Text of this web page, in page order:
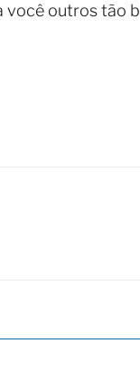
você outros tão